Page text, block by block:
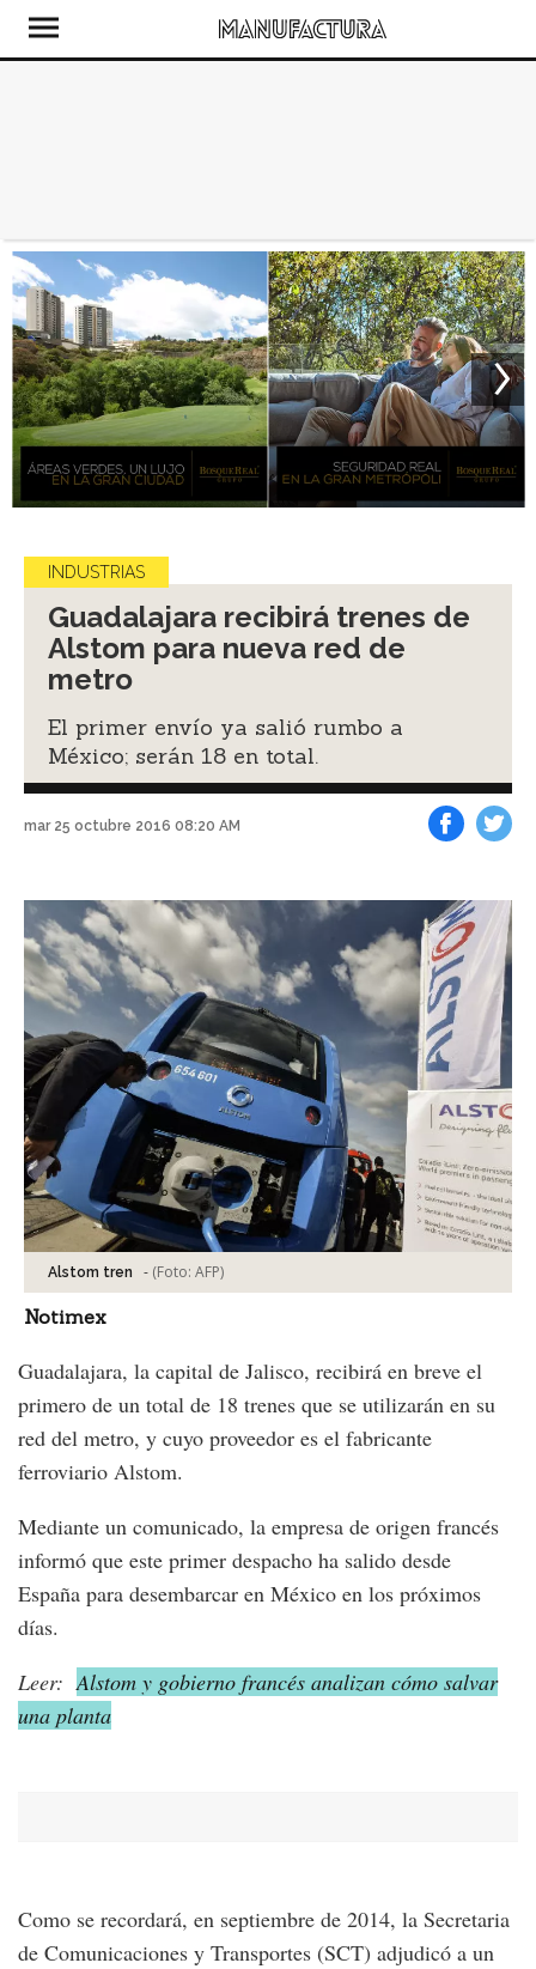
INDUSTRIAS
Guadalajara recibirá trenes de
Alstom para nueva red de
metro
El primer envío ya salió rumbo a
México; serán 18 en total.
mar 25 octubre 2016 08:20 AM
Alstom tren - (Foto: AFP)
Notimex
Guadalajara, la capital de Jalisco, recibirá en breve el
primero de un total de 18 trenes que se utilizarán en su
red del metro, y cuyo proveedor es el fabricante
ferroviario Alstom.
Mediante un comunicado, la empresa de origen francés
informó que este primer despacho ha salido desde
España para desembarcar en México en los próximos
días.
Leer: Alstom y gobierno francés analizan cómo salvar
una planta
Como se recordará, en septiembre de 2014, la Secretaria
de Comunicaciones y Transportes (SCT) adjudicó a un